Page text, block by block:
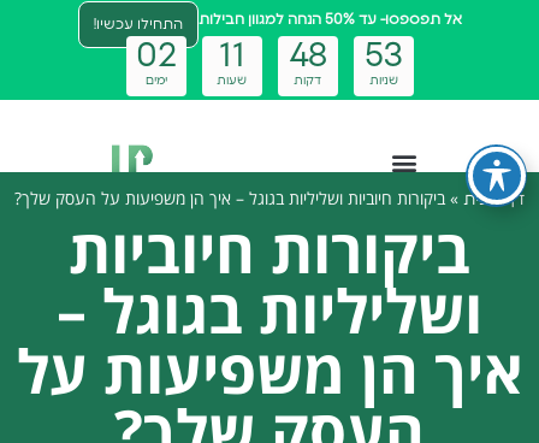
02
ימים
1 1
שעות
48
דקות
52
שניות
אל תפספסו- עד 50% הנחה למגוון חבילות התחילו עכשיו!
דף הבית »ביקורות חיוביות ושליליות בגוגל – איך הן משפיעות על העסק שלך?
ביקורות חיוביות
ושליליות בגוגל –
איך הן משפיעות על